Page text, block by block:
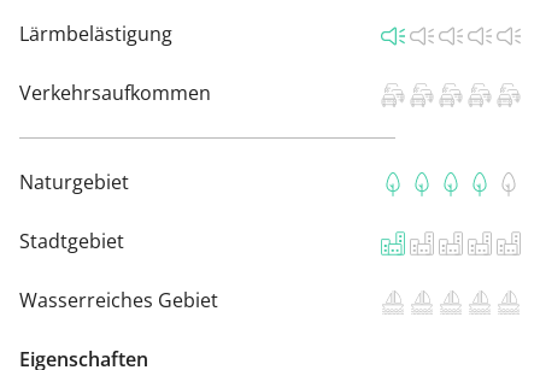
Lärmbelästigung
Verkehrsaufkommen
Naturgebiet
Stadtgebiet
Wasserreiches Gebiet
Eigenschaften